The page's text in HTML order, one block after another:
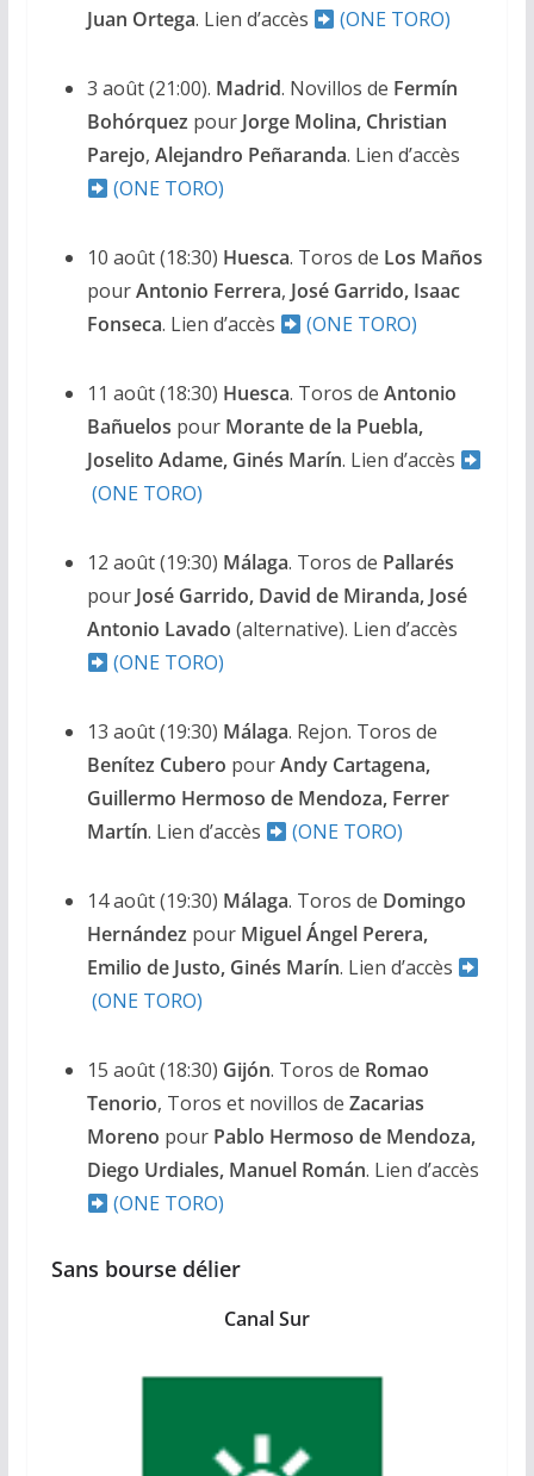
Juan Ortega. Lien d’accès (ONE TORO)
3 août (21:00). Madrid. Novillos de Fermín
Bohórquez pour Jorge Molina, Christian
Parejo, Alejandro Peñaranda. Lien d’accès
(ONE TORO)
10 août (18:30) Huesca. Toros de Los Maños
pourAntonio Ferrera, José Garrido, Isaac
Fonseca. Lien d’accès (ONE TORO)
11 août (18:30) Huesca. Toros de Antonio
Bañuelos pour Morante de la Puebla,
Joselito Adame, Ginés Marín. Lien d’accès
(ONE TORO)
12 août (19:30) Málaga. Toros de Pallarés
pour José Garrido, David de Miranda, José
Antonio Lavado (alternative). Lien d’accès
(ONE TORO)
13 août (19:30) Málaga. Rejon. Toros de
Benítez Cubero pourAndy Cartagena,
Guillermo Hermoso de Mendoza, Ferrer
Martín. Lien d’accès (ONE TORO)
14 août (19:30) Málaga. Toros de Domingo
Hernández pour Miguel Ángel Perera,
Emilio de Justo, Ginés Marín. Lien d’accès
(ONE TORO)
15 août (18:30) Gijón. Toros de Romao
Tenorio, Toros et novillos de Zacarias
Moreno pour Pablo Hermoso de Mendoza,
Diego Urdiales, Manuel Román. Lien d’accès
(ONE TORO)
Sans bourse délier
Canal Sur